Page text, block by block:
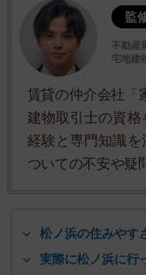
監
不動産
宅地建
賃貸の仲介会社「
建物取引士の資
経験と専門知識を
ついての不安や疑
松ノ浜の住みやす
実際に松ノ浜に行